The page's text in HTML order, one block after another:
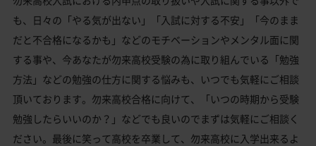
も、日々の「やる気が出ない」「入試に対する不安」「今のまま
だと不合格になるかも」などのモチベーションやメンタル面に関
する事や、今あなたが勿来高校受験の為に取り組んでいる「勉強
方法」などの勉強の仕方に関する悩みも、いつでも気軽にご相談
頂いております。勿来高校合格に向けて、「いつの時期から受験
勉強したらいいのか？」などでも良いのでまずは気軽にご相談く
ださい。最後に笑って高校を卒業して、勿来高校に入学出来るよ